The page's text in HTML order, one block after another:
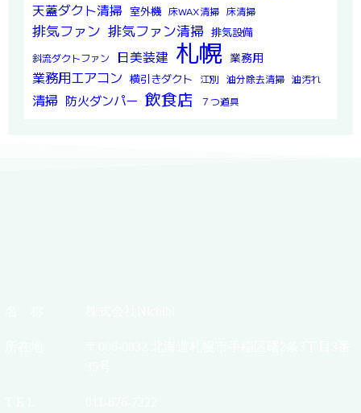
天蓋ダクト清掃 室外機 床WAX清掃 床清掃
排気ファン 排気ファン清掃 排気設備
斜流ダクトファン 日美装建 札幌 業務用
業務用エアコン 横引きダクト 江別 油分除去清掃 油汚れ
清掃 防火ダンパー 飲食店 ７つ道具